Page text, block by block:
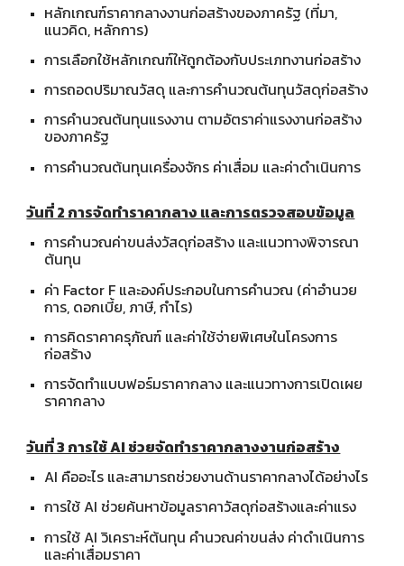
หลักเกณฑ์ราคากลางงานก่อสร้างของภาครัฐ (ที่มา,
แนวคิด, หลักการ)
การเลือกใช้หลักเกณฑ์ให้ถูกต้องกับประเภทงานก่อสร้าง
การถอดปริมาณวัสดุ และการคำนวณต้นทุนวัสดุก่อสร้าง
การคำนวณต้นทุนแรงงาน ตามอัตราค่าแรงงานก่อสร้าง
ของภาครัฐ
การคำนวณต้นทุนเครื่องจักร ค่าเสื่อม และค่าดำเนินการ
วันที่ 2 การจัดทำราคากลาง และการตรวจสอบข้อมูล
การคำนวณค่าขนส่งวัสดุก่อสร้าง และแนวทางพิจารณา
ต้นทุน
ค่า Factor F และองค์ประกอบในการคำนวณ (ค่าอำนวย
การ, ดอกเบี้ย, ภาษี, กำไร)
การคิดราคาครุภัณฑ์ และค่าใช้จ่ายพิเศษในโครงการ
ก่อสร้าง
การจัดทำแบบฟอร์มราคากลาง และแนวทางการเปิดเผย
ราคากลาง
วันที่ 3 การใช้ AI ช่วยจัดทำราคากลางงานก่อสร้าง
AI คืออะไร และสามารถช่วยงานด้านราคากลางได้อย่างไร
การใช้ AI ช่วยค้นหาข้อมูลราคาวัสดุก่อสร้างและค่าแรง
การใช้ AI วิเคราะห์ต้นทุน คำนวณค่าขนส่ง ค่าดำเนินการ
และค่าเสื่อมราคา